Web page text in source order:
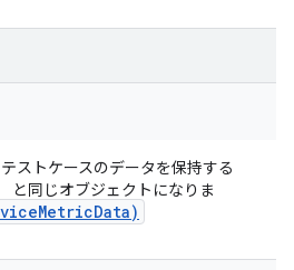
ストケースのデータを保持する
と同じオブジェクトになりま
MetricData)